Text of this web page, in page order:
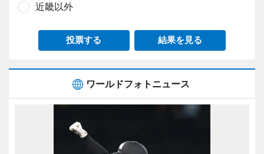
近畿以外
投票する 結果を見る
ワールドフォトニュース